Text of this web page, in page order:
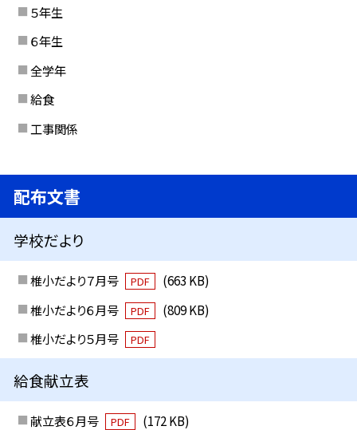
５年生
６年生
全学年
給食
工事関係
配布文書
学校だより
椎小だより７月号 PDF
(663 KB)
椎小だより６月号
PDF
(809 KB)
椎小だより５月号
PDF
給食献立表
献立表６月号 PDF
(172 KB)